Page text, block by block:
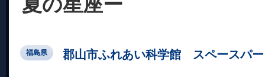
福島県 郡山市ふれあい科学館 スペースパ